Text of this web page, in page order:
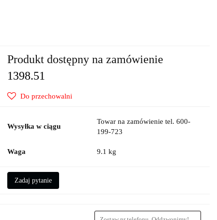
Produkt dostępny na zamówienie
1398.51
Do przechowalni
Wysyłka w ciągu
Towar na zamówienie tel. 600-
199-723
Waga 9.1 kg
Zadaj pytanie